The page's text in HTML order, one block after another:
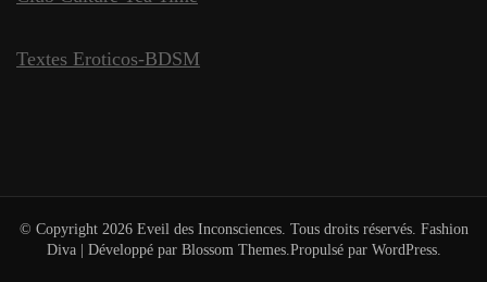
Textes Eroticos-BDSM
© Copyright 2026 Eveil des Inconsciences. Tous droits réservés. Fashion
Diva | Développé par Blossom Themes.Propulsé par WordPress.